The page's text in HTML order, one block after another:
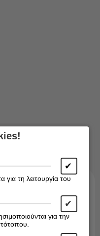
✔
για τη λειτουργία του
✔
για την